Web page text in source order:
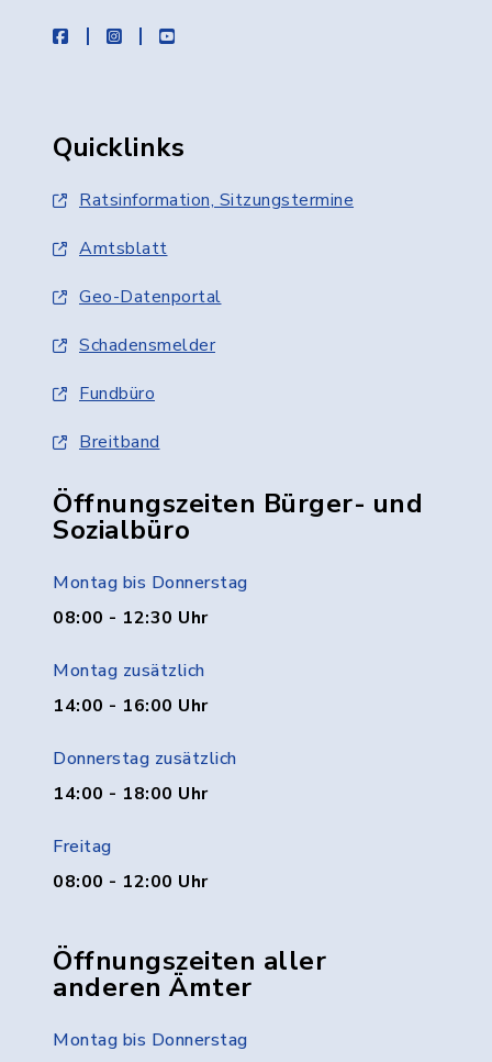
facebookinstagramyoutube
Quicklinks
Ratsinformation, Sitzungstermine
Amtsblatt
Geo-Datenportal
Schadensmelder
Fundbüro
Breitband
Öffnungszeiten Bürger- und
Sozialbüro
Montag bis Donnerstag
08:00 - 12:30 Uhr
Montag zusätzlich
14:00 - 16:00 Uhr
Donnerstag zusätzlich
14:00 - 18:00 Uhr
Freitag
08:00 - 12:00 Uhr
Öffnungszeiten aller
anderen Ämter
Montag bis Donnerstag